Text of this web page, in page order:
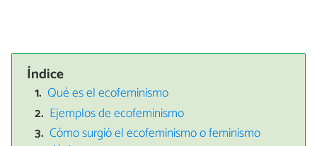
Índice
Qué es el ecofeminismo
Ejemplos de ecofeminismo
Cómo surgió el ecofeminismo o feminismo